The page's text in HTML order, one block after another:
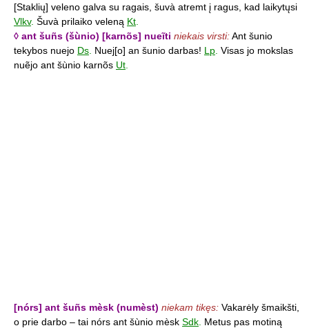
[Staklių] veleno galva su ragais, šuvà atremt į ragus, kad laikytųsi
Vlkv. Šuvà prilaiko veleną Kt
◊ ant šuñs (šùnio) [karnõs] nueĩti niekais virsti:Ant šunio
tekybos nuejo Ds Nuej[o] an šunio darbas! Lp Visas jo mokslas
nuẽjo ant šùnio karnõs Ut
[nórs] ant šuñs mèsk (numèst) niekam tikęs: Vakarėly šmaikšti,
o prie darbo – tai nórs ant šùnio mèsk Sdk Metus pas motiną